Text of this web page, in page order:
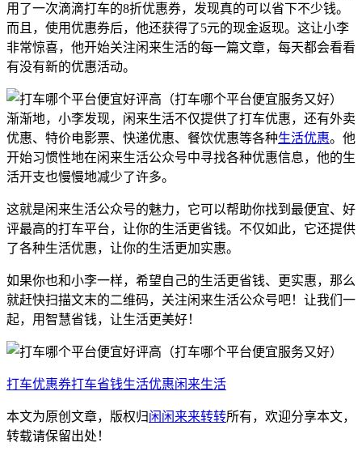
用了一次滴滴打车的8折优惠券，发现真的可以省下不少钱。
而且，使用优惠券后，他还获得了5元的现金返现。这让小李
非常惊喜，他开始关注闲来生活的每一篇文章，每天都会看看
有没有新的优惠活动。
渐渐地，小李发现，闲来生活不仅提供了打车优惠，还有外卖
优惠、特价电影票、快递优惠、餐饮优惠等各种生活优惠。他
开始习惯性地在闲来生活公众号中寻找各种优惠信息，他的生
活开支也慢慢地减少了许多。
这就是闲来生活公众号的魅力，它可以帮助你找到最便宜、好
评最高的打车平台，让你的生活更省钱。不仅如此，它还提供
了各种生活优惠，让你的生活更加实惠。
如果你也和小李一样，希望自己的生活更省钱、更实惠，那么
就赶快扫描文末的二维码，关注闲来生活公众号吧！让我们一
起，用智慧省钱，让生活更美好！
打车优惠券打车省钱生活优惠闲来生活
本文为原创文章，版权归闲闲来来转转所有，欢迎分享本文，
转载请保留出处！